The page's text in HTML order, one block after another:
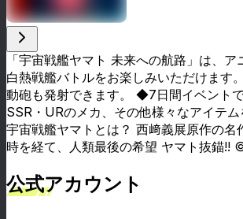
「宇宙戦艦ヤマト 未来への航路」は、
白熱戦艦バトルをお楽しみいただけます
動砲も発射できます。 ◆7日間イベント
SSR・URのメカ、その他様々なアイテ
宇宙戦艦ヤマトとは？ 西﨑義展原作の
時を経て、人類最後の希望 ヤマト抜錨
公式アカウント